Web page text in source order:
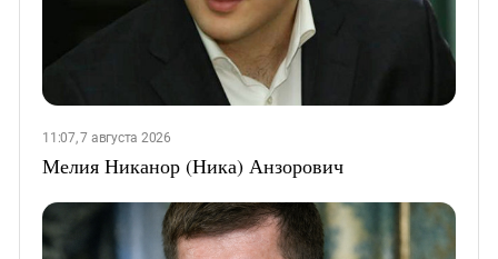
11:07, 7 августа 2026
Мелия Никанор (Ника) Анзорович